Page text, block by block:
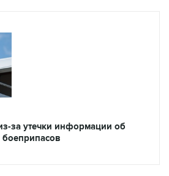
за утечки информации об